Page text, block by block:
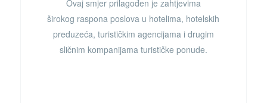
Ovaj smjerprilagođen je zahtjevima
širokog raspona poslova u hotelima, hotelskih
preduzeća, turističkim agencijama i drugim
sličnim kompanijama turističke ponude.